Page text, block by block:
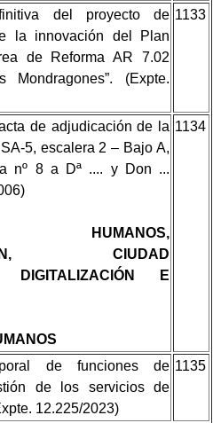
del proyecto de
la innovación del Plan
de Reforma AR 7.02
Mondragones”. (Expte.
1133
de adjudicación de la
5, escalera 2 – Bajo A,
nº 8 a Dª .... y Don ...
HUMANOS,
CIUDAD
DIGITALIZACIÓN E
1134
de funciones de
de los servicios de
12.225/2023)
1135